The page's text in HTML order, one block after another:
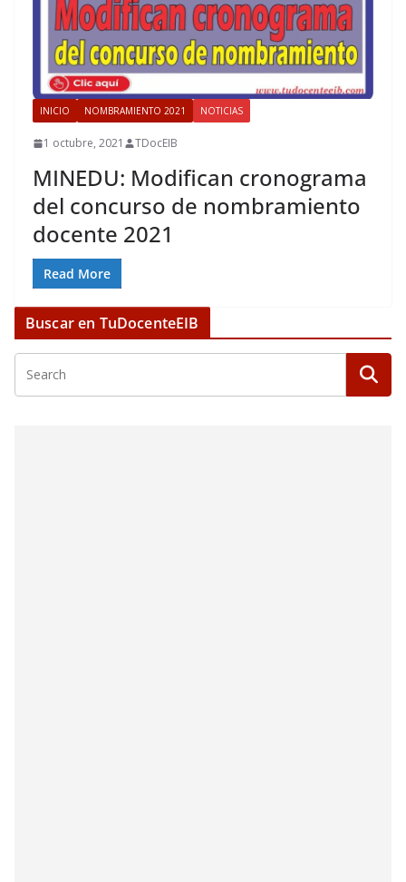
INICIO NOMBRAMIENTO 2021 NOTICIAS
1 octubre, 2021 TDocEIB
MINEDU: Modifican cronograma
del concurso de nombramiento
docente 2021
Read More
Buscar en TuDocenteEIB